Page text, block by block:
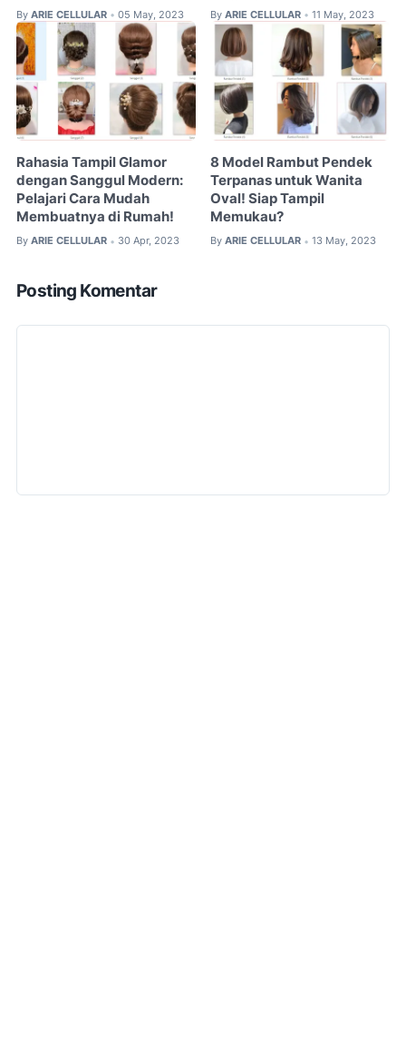
By ARIE CELLULAR • 05 May, 2023 By ARIE CELLULAR • 11 May, 2023
Rahasia Tampil Glamor
dengan Sanggul Modern:
Pelajari Cara Mudah
Membuatnya di Rumah!
By ARIE CELLULAR • 30 Apr, 2023
8 Model Rambut Pendek
Terpanas untuk Wanita
Oval! Siap Tampil
Memukau?
By ARIE CELLULAR • 13 May, 2023
Posting Komentar